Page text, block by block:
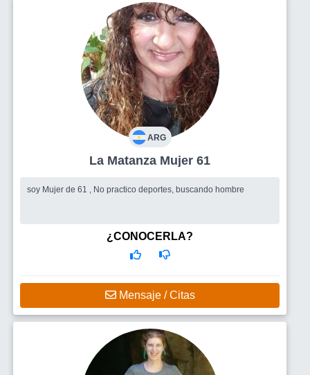
ARG
La Matanza Mujer 61
soy Mujer de 61 , No practico deportes, buscando hombre
¿CONOCERLA?
Mensaje / Citas